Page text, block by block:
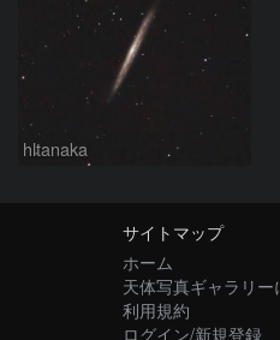
hltanaka
サイトマップ
ホーム
天体写真ギャラリー
利用規約
ログイン/新規登録